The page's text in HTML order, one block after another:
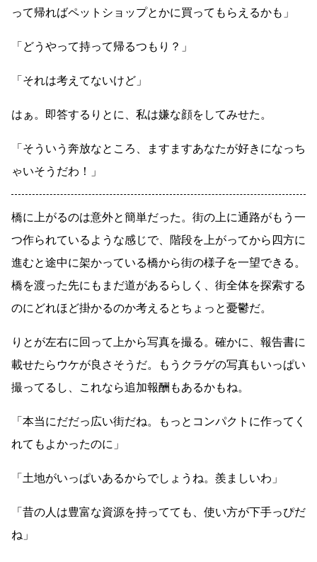
って帰ればペットショップとかに買ってもらえるかも」
「どうやって持って帰るつもり？」
「それは考えてないけど」
はぁ。即答するりとに、私は嫌な顔をしてみせた。
「そういう奔放なところ、ますますあなたが好きになっち
ゃいそうだわ！」
橋に上がるのは意外と簡単だった。街の上に通路がもう一
つ作られているような感じで、階段を上がってから四方に
進むと途中に架かっている橋から街の様子を一望できる。
橋を渡った先にもまだ道があるらしく、街全体を探索する
のにどれほど掛かるのか考えるとちょっと憂鬱だ。
りとが左右に回って上から写真を撮る。確かに、報告書に
載せたらウケが良さそうだ。もうクラゲの写真もいっぱい
撮ってるし、これなら追加報酬もあるかもね。
「本当にだだっ広い街だね。もっとコンパクトに作ってく
れてもよかったのに」
「土地がいっぱいあるからでしょうね。羨ましいわ」
「昔の人は豊富な資源を持ってても、使い方が下手っぴだ
ね」